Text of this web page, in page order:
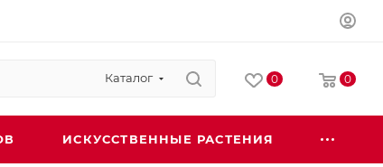
Каталог 0 0
ИСКУССТВЕННЫЕ РАСТЕНИЯ